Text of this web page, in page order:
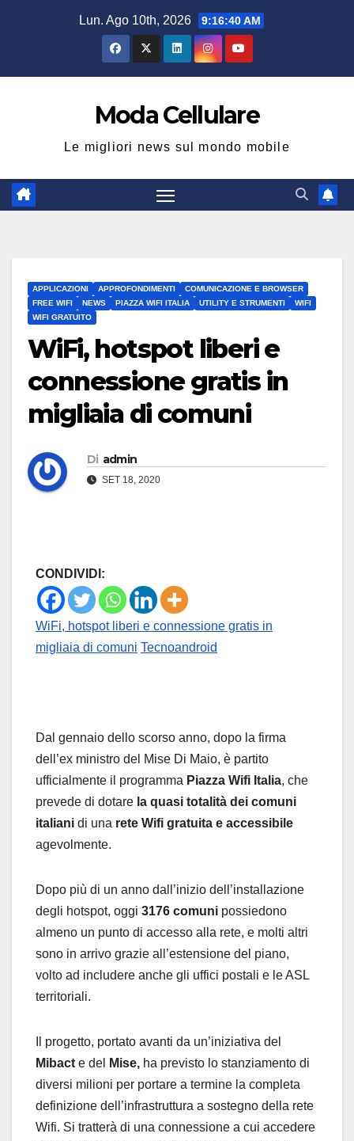
Lun. Ago 10th, 2026 9:16:41 AM
Moda Cellulare
Le migliori news sul mondo mobile
APPLICAZIONI APPROFONDIMENTI
COMUNICAZIONE E BROWSER
FREE WIFI
NEWS PIAZZA WIFI ITALIA UTILITY E STRUMENTI
WIFI
WIFI GRATUITO
WiFi, hotspot liberi e
connessione gratis in
migliaia di comuni
Di admin
SET 18, 2020
CONDIVIDI:
WiFi, hotspot liberi e connessione gratis in
migliaia di comuni Tecnoandroid
Dal gennaio dello scorso anno, dopo la firma
dell’ex ministro del Mise Di Maio, è partito
ufficialmente il programma Piazza Wifi Italia, che
prevede di dotare la quasi totalità dei comuni
italiani di una rete Wifi gratuita e accessibile
agevolmente.
Dopo più di un anno dall’inizio dell’installazione
degli hotspot, oggi 3176 comuni possiedono
almeno un punto di accesso alla rete, e molti altri
sono in arrivo grazie all’estensione del piano,
volto ad includere anche gli uffici postali e le ASL
territoriali.
Il progetto, portato avanti da un’iniziativa del
Mibact e del Mise, ha previsto lo stanziamento di
diversi milioni per portare a termine la completa
definizione dell’infrastruttura a sostegno della rete
Wifi. Si tratterà di una connessione a cui accedere